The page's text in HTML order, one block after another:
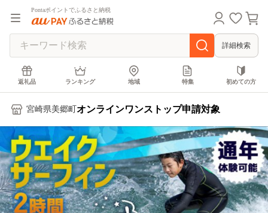
Pontaポイントでふるさと納税
詳細検索
返礼品 ランキング 地域 特集 初めての方
宮崎県美郷町 オンラインワンストップ申請対象